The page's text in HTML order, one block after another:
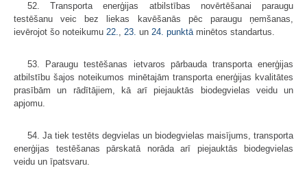
52. Transporta enerģijas atbilstības novērtēšanai paraugu
testēšanu veic bez liekas kavēšanās pēc paraugu ņemšanas,
ievērojot šo noteikumu 22., 23. un 24. punktāminētos standartus.
53. Paraugu testēšanas ietvaros pārbauda transporta enerģijas
atbilstību šajos noteikumos minētajām transporta enerģijas kvalitātes
prasībām un rādītājiem, kā arī piejauktās biodegvielas veidu un
apjomu.
54. Ja tiek testēts degvielas un biodegvielas maisījums, transporta
enerģijas testēšanas pārskatā norāda arī piejauktās biodegvielas
veidu un īpatsvaru.